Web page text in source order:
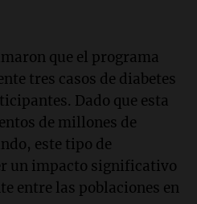
que el programa
tres casos de diabetes
Dado que esta
de millones de
este tipo de
un impacto significativo
entre las poblaciones en